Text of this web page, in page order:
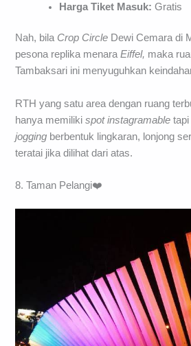
Harga Tiket Masuk: Gratis
Nah, bila Crop Circle Dewi Cemara di
pesona replika menaraEiffel, maka
Tambaksari ini menyuguhkan
RTH yang satu area dengan ruang
hanya memilikispot instagramable
jogging berbentuk lingkaran, lonjong
teratai jika dilihat dari atas.
8. Taman Pelangi❤️